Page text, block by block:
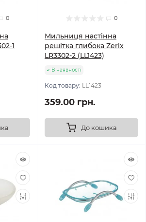
0
1
0
Мильниця настінна
решітка глибока Zerix
LR3302-2 (LL1423)
В наявності
Код товару: LL1423
359.00 грн.
До кошика